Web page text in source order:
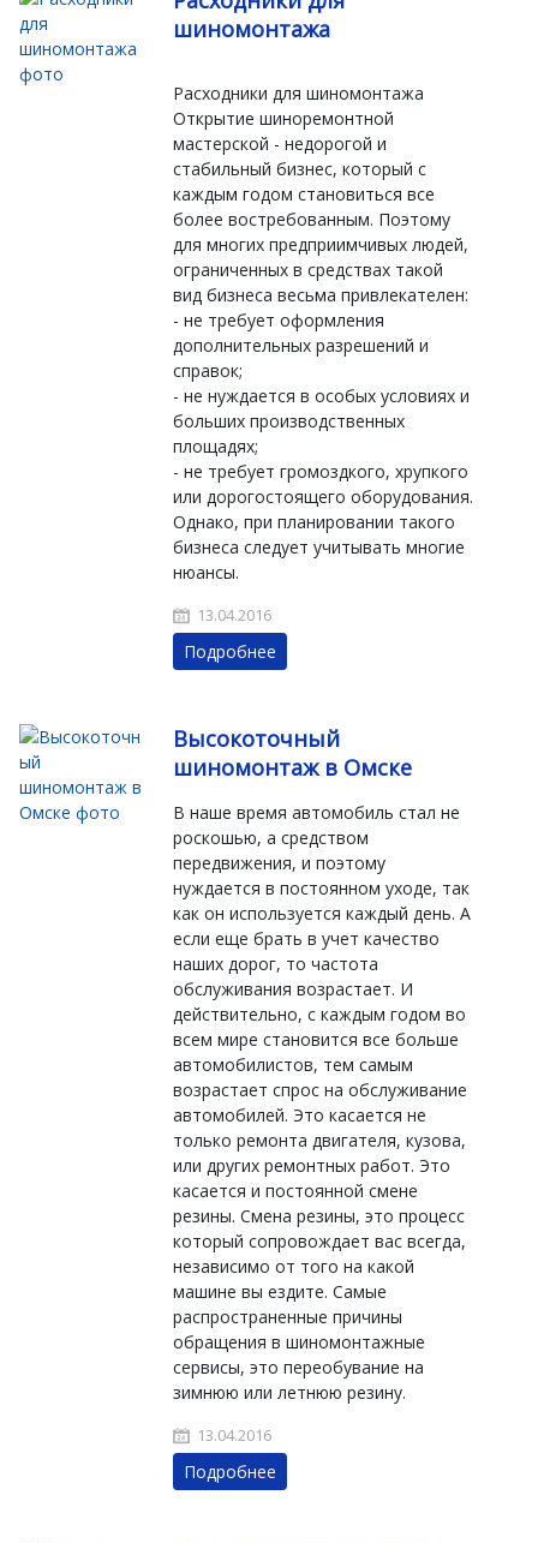
шиномонтажа
Расходники для шиномонтажа
Открытие шиноремонтной
мастерской - недорогой и
стабильный бизнес, который с
каждым годом становиться все
более востребованным. Поэтому
для многих предприимчивых людей,
ограниченных в средствах такой
вид бизнеса весьма привлекателен:
- не требует оформления
дополнительных разрешений и
справок;
- не нуждается в особых условиях и
больших производственных
площадях;
- не требует громоздкого, хрупкого
или дорогостоящего оборудования.
Однако, при планировании такого
бизнеса следует учитывать многие
нюансы.
13.04.2016
Подробнее
Высокоточный
шиномонтаж в Омске
В наше время автомобиль стал не
роскошью, а средством
передвижения, и поэтому
нуждается в постоянном уходе, так
как он используется каждый день. А
если еще брать в учет качество
наших дорог, то частота
обслуживания возрастает. И
действительно, с каждым годом во
всем мире становится все больше
автомобилистов, тем самым
возрастает спрос на обслуживание
автомобилей. Это касается не
только ремонта двигателя, кузова,
или других ремонтных работ. Это
касается и постоянной смене
резины. Смена резины, это процесс
который сопровождает вас всегда,
независимо от того на какой
машине вы ездите. Самые
распространенные причины
обращения в шиномонтажные
сервисы, это переобувание на
зимнюю или летнюю резину.
13.04.2016
Подробнее